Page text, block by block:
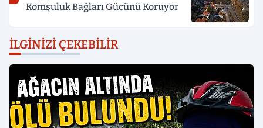
Komşuluk Bağları Gücünü Koruyor
İLGINIZI ÇEKEBILIR